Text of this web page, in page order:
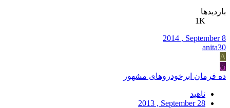
بازدیدها
1K
2014 , September 8
anita30
A
ن
ده فرمان ابرخودروهای مشهور
ناهید
2013 , September 28